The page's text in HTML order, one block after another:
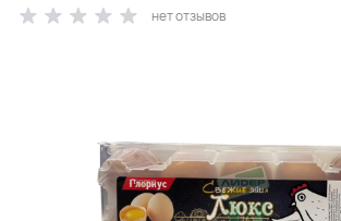
нет отзывов